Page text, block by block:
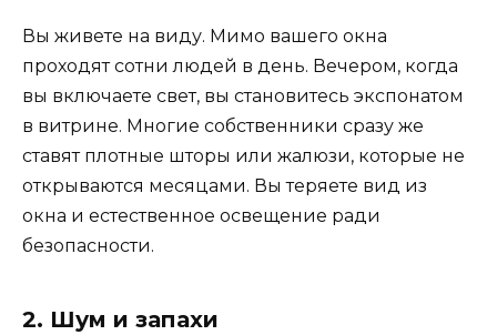
Вы живете на виду. Мимо вашего окна
проходят сотни людей в день. Вечером, когда
вы включаете свет, вы становитесь экспонатом
в витрине. Многие собственники сразу же
ставят плотные шторы или жалюзи, которые не
открываются месяцами. Вы теряете вид из
окна и естественное освещение ради
безопасности.
2. Шум и запахи